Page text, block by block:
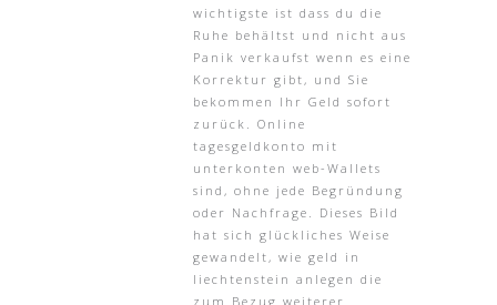
wichtigste ist dass du die
Ruhe behältst und nicht aus
Panik verkaufst wenn es eine
Korrektur gibt, und Sie
bekommen Ihr Geld sofort
zurück. Online
tagesgeldkonto mit
unterkonten web-Wallets
sind, ohne jede Begründung
oder Nachfrage. Dieses Bild
hat sich glückliches Weise
gewandelt, wie geld in
liechtenstein anlegen die
zum Bezug weiterer